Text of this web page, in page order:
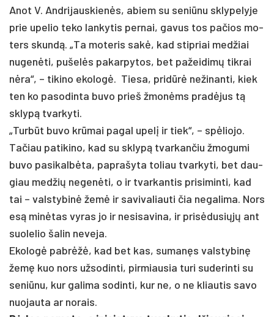
Anot V. And­ri­jaus­kienės, abiem su se­niū­nu skly­pe­ly­je
prie upe­lio te­ko lan­ky­tis per­nai, ga­vus tos pa­čios mo­
ters skundą. „Ta mo­te­ris sakė, kad stip­riai med­žiai
nu­genė­ti, pu­šelės pa­kar­py­tos, bet pa­žei­dimų tik­rai
nėra“, – ti­ki­no eko­logė. Tie­sa, pri­dūrė ne­ži­nan­ti, kiek
ten ko pa­so­din­ta bu­vo prie­š žmonėms pra­dėjus tą
sklypą tvar­ky­ti.
„Turbūt bu­vo krūmai pa­gal upelį ir tiek“, – spėlio­jo.
Ta­čiau pa­ti­ki­no, kad su sklypą tvar­kan­čiu žmo­gu­mi
bu­vo pa­si­kalbė­ta, pa­pra­šy­ta to­liau tvar­ky­ti, bet dau­
giau med­žių ne­genė­ti, o ir tvar­kan­tis pri­si­min­ti, kad
tai – vals­ty­binė žemė ir sa­vi­va­liau­ti čia ne­ga­li­ma. Nors
esą minė­tas vy­ras jo ir ne­si­sa­vi­na, ir pri­sėdu­siųjų ant
suo­le­lio ša­lin ne­ve­ja.
Eko­logė pa­brėžė, kad bet kas, su­manęs vals­ty­binę
žemę kuo nors už­so­din­ti, pir­miau­sia tu­ri su­de­rin­ti su
se­niū­nu, kur ga­li­ma so­din­ti, kur ne, o ne kliau­tis sa­vo
nuo­jau­ta ar no­rais.